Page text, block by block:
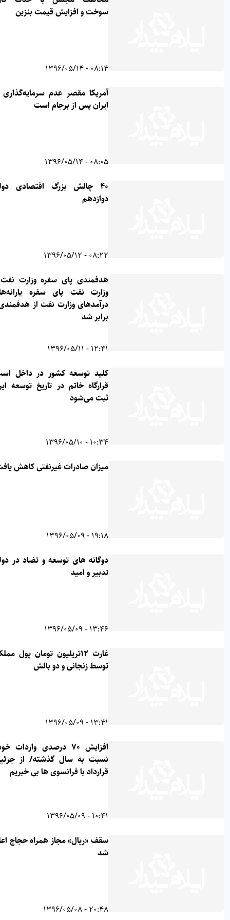
سوخت و افزایش قیمت بنزین
08:14 - 1396/05/14
آمریکا مقصر عدم سرمایه‌گذاری در
ایران پس از برجام است
08:05 - 1396/05/14
۴۰ چالش بزرگ اقتصادی دولت
دوازدهم
08:22 - 1396/05/12
هدفمندی پای سفره وزارت نفت یا
وزارت نفت پای سفره یارانه‌ها؟/
درآمدهای وزارت نفت از هدفمندی ۲
برابر شد
12:41 - 1396/05/11
کلید توسعه کشور در داخل است/
قرارگاه خاتم‌ در تاریخ توسعه ایران
ثبت می‌شود
10:34 - 1396/05/10
میزان صادرات غیرنفتی کاهش یافت
19:18 - 1396/05/09
دوگانه های توسعه و تضاد در دولت
تدبیر و امید
13:46 - 1396/05/09
غارت ۱۲تریلیون تومان پول مملکت
توسط زنجانی و دو بالش
13:41 - 1396/05/09
افزایش 70 درصدی واردات خودرو
نسبت به سال گذشته/ از جزئیات
قرارداد با فرانسوی ها بی خبریم
10:41 - 1396/05/09
سقف «ریال» مجاز همراه حجاج اعلام
20:48 - 1396/05/08